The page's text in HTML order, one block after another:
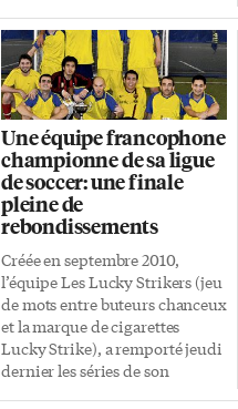
répondent pour créer un
environnement modulable à
partir d’une simple cabane. À
l’opposé des grandes créations
et des gros moyens, il a voulu
revenir à l’essentiel, à la
création pure. L’idée lui est
venue lorsqu’il performait son
spectacle 30×30 dans la ville de
Nancy, en France. Il dansait
alors pendant 30 min, 30 […]
Une équipe francophone
championne de sa ligue
de soccer: une finale
pleine de
rebondissements
Créée en septembre 2010,
l’équipe Les Lucky Strikers (jeu
de mots entre buteurs chanceux
et la marque de cigarettes
Lucky Strike), a remporté jeudi
dernier les séries de son